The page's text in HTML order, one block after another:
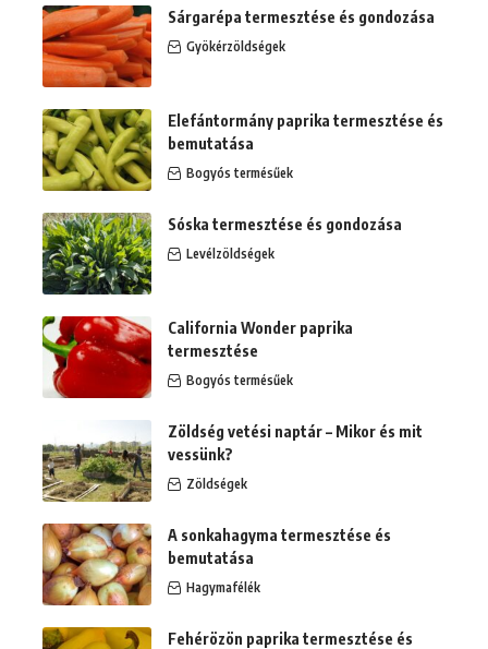
Sárgarépa termesztése és gondozása
Gyökérzöldségek
Elefántormány paprika termesztése és
bemutatása
Bogyós termésűek
Sóska termesztése és gondozása
Levélzöldségek
California Wonder paprika
termesztése
Bogyós termésűek
Zöldség vetési naptár – Mikor és mit
vessünk?
Zöldségek
A sonkahagyma termesztése és
bemutatása
Hagymafélék
Fehérözön paprika termesztése és